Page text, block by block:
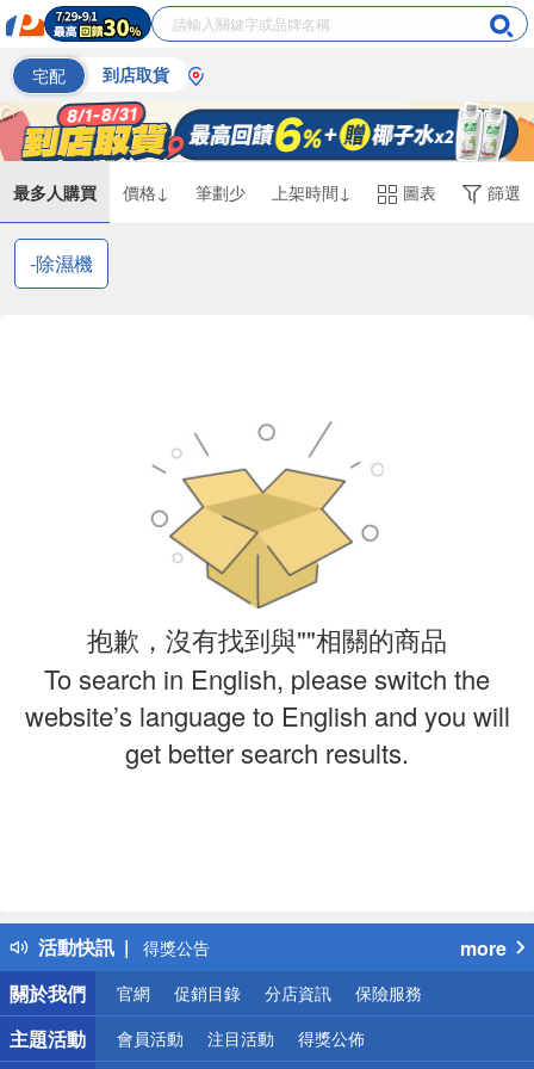
宅配 到店取貨
最多人購買 價格↓ 筆劃少 上架時間↓ 圖表 篩選
-除濕機
抱歉，沒有找到與""相關的商品
To search in English, please switch the
website’s language to English and you will
get better search results.
活動快訊
熱門話題
銀行優惠
偏遠地區配送
詐騙網頁！請小心！
more
關於我們
官網 促銷目錄 分店資訊 保險服務
主題活動 會員活動 注目活動 得獎公佈